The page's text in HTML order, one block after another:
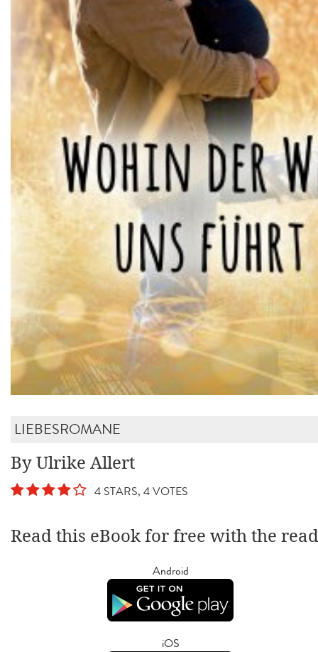
LIEBESROMANE
By Ulrike Allert
4 STARS, 4 VOTES
Read this eBook for free with the
Android
iOS